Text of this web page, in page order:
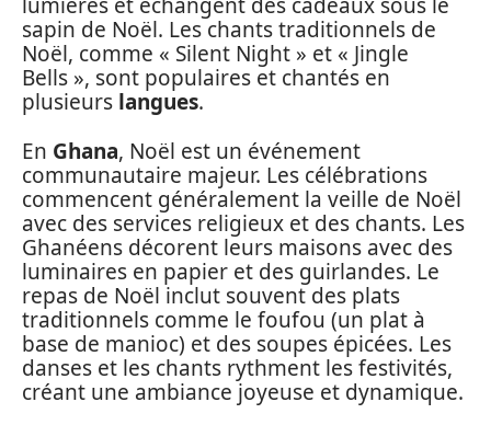
lumières et échangent des cadeaux sous le
sapin de Noël. Les chants traditionnels de
Noël, comme « Silent Night » et « Jingle
Bells », sont populaires et chantés en
plusieurs langues.
En Ghana, Noël est un événement
communautaire majeur. Les célébrations
commencent généralement la veille de Noël
avec des services religieux et des chants. Les
Ghanéens décorent leurs maisons avec des
luminaires en papier et des guirlandes. Le
repas de Noël inclut souvent des plats
traditionnels comme le foufou (un plat à
base de manioc) et des soupes épicées. Les
danses et les chants rythment les festivités,
créant une ambiance joyeuse et dynamique.